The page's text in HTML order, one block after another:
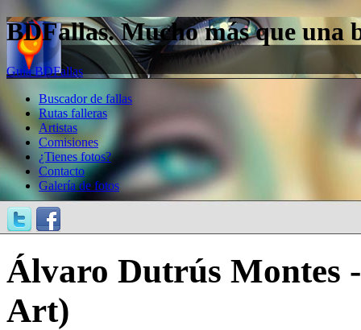
BDFallas. Mucho más que una
Guía BDFallas
Buscador de fallas
Rutas falleras
Artistas
Comisiones
¿Tienes fotos?
Contacto
Galería de fotos
Álvaro Dutrús Montes
Art)